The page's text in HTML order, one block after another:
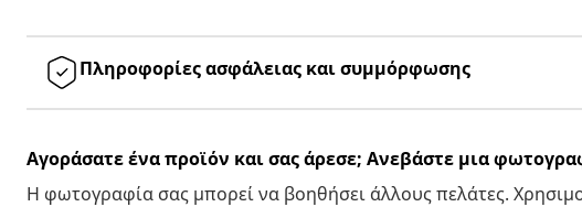
Πληροφορίες ασφάλειας και συμμόρφωσης
Αγοράσατε ένα προϊόν και σας άρεσε; Ανεβάστε μια
Η φωτογραφία σας μπορεί να βοηθήσει άλλους πελάτες.